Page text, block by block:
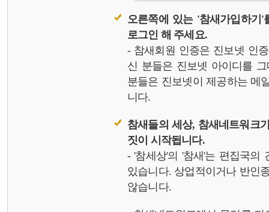
오른쪽에 있는 '참새가입하기
로그인 해 주세요.
- 참새회원 인증은 진보넷 인
신 분들은 진보넷 아이디를
분들은 진보넷이 제공하는 메
니다.
참새들의 세상, 참새네트워크
짓이 시작됩니다.
- '참세상'의 '참새'는 편집국의
있습니다. 상업적이거나 반인
않습니다.